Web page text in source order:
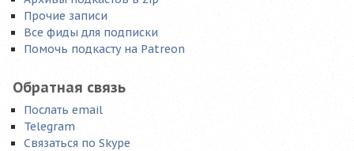
Прочие записи
Все фиды для подписки
Помочь подкасту на Patreon
Обратная связь
Послать email
Telegram
Связаться по Skype